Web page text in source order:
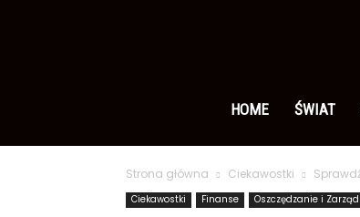
polsku
HOME ŚWIAT
Strona główna Ciekawostki
Ciekawostki Finanse Oszczędzanie i